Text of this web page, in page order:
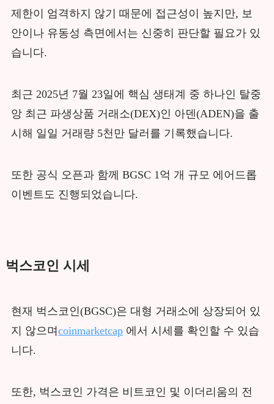
제한이 엄격하지 않기 때문에 접근성이 높지만, 보
안이나 유동성 측면에서는 신중히 판단할 필요가 있
습니다.
최근 2025년 7월 23일에 핵심 생태계 중 하나인 탈중
앙 최근 파생상품 거래소(DEX)인 아덴(ADEN)을 출
시해 일일 거래량 5천만 달러를 기록했습니다.
또한 공식 오픈과 함께 BGSC 1억 개 규모 에어드롭
이벤트도 진행되었습니다.
벅스코인 시세
현재 벅스코인(BGSC)은 대형 거래소에 상장되어 있
지 않으며 coinmarketcap에서 시세를 확인할 수 있습
니다.
또한, 벅스코인 가격은 비트코인 및 이더리움의 전